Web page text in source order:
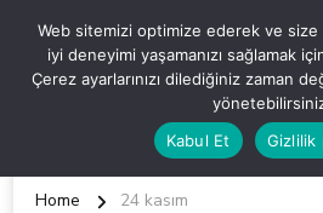
OKUL ÖNCESİ
EN YENİ VE ÖZGÜN OKUL ÖNCESİ
Home 24 kasım
Web sitemizi optimize ederek ve
iyi deneyimi yaşamanızı sağlamak
Çerez ayarlarınızı dilediğiniz zaman
Kabul Et
Gizlilik